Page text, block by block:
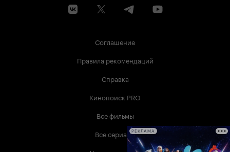
Соглашение
Правила рекомендаций
Справка
Кинопоиск PRO
Все фильмы
Все сериалыРЕКЛАМА